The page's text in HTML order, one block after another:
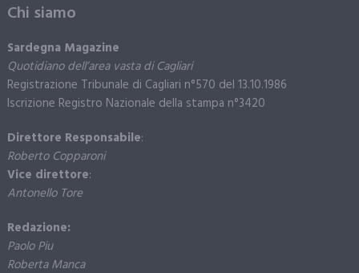
Chi siamo
Sardegna Magazine
Quotidiano dell’area vasta di Cagliari
Registrazione Tribunale di Cagliari n°570 del 13.10.1986
Iscrizione Registro Nazionale della stampa n°3420
Direttore Responsabile:
Roberto Copparoni
Vice direttore:
Antonello Tore
Redazione:
Paolo Piu
Roberta Manca